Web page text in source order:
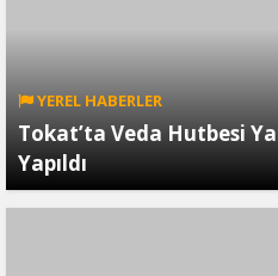
YEREL HABERLER
Tokat’ta Veda Hutbesi
Yapıldı